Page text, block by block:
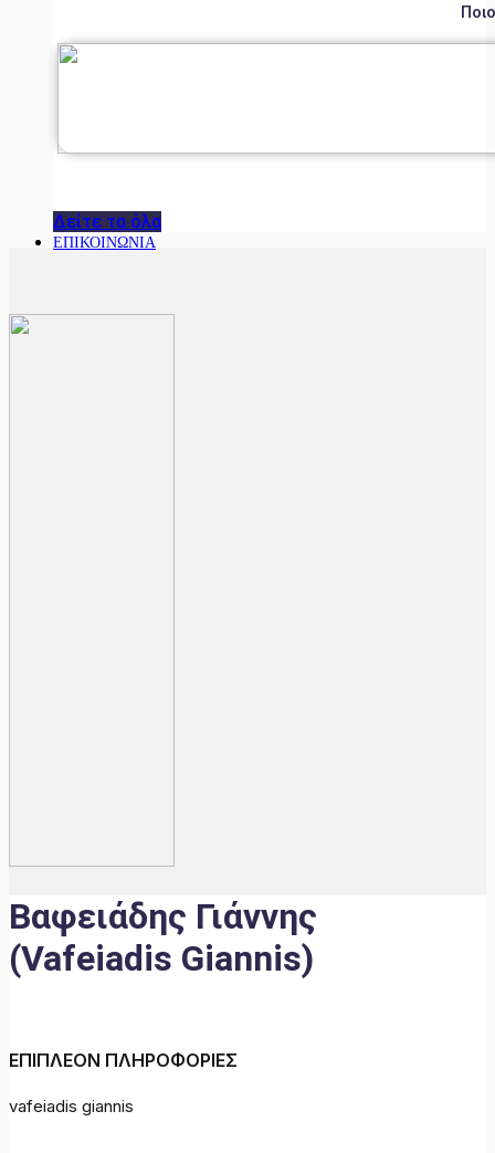
Δείτε τα όλα
ΕΠΙΚΟΙΝΩΝΙΑ
Βαφειάδης Γιάννης
(Vafeiadis Giannis)
ΕΠΙΠΛΕΟΝ ΠΛΗΡΟΦΟΡΙΕΣ
vafeiadis giannis